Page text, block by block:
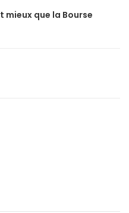
que la Bourse